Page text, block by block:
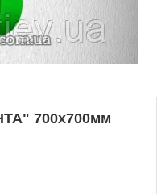
700х700мм